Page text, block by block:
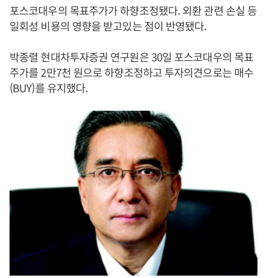
포스코대우의 목표주가가 하향조정됐다. 외환 관련 손실 등
일회성 비용의 영향을 받고있는 점이 반영됐다.
박종렬 현대차투자증권 연구원은 30일 포스코대우의 목표
주가를 2만7천 원으로 하향조정하고 투자의견으로는 매수
(BUY)를 유지했다.